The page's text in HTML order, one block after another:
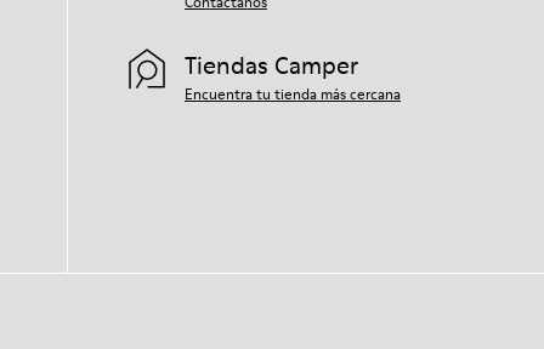
Tiendas Camper
Encuentra tu tienda más cercana